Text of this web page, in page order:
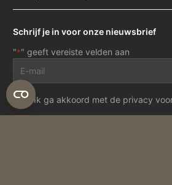
Schrijf je in voor onze nieuwsbrief
"*" geeft vereiste velden aan
mailadres
*
Privacy
voorwaarden
Ik ga akkoord met de privacy